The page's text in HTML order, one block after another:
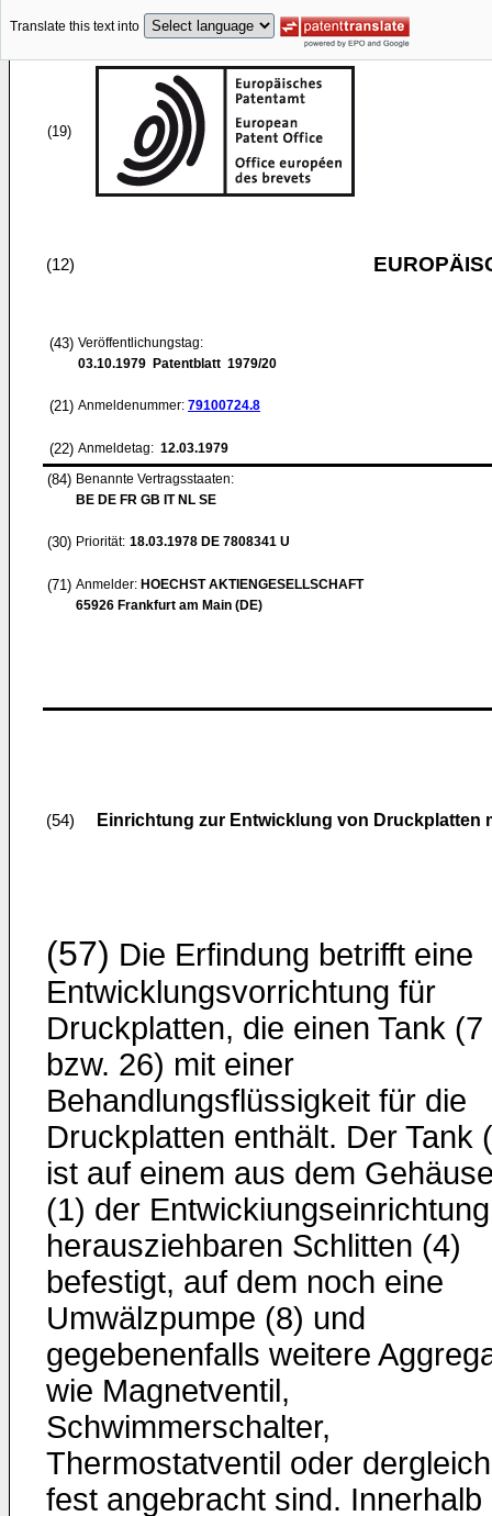
Translate this text into
(19)
(12)
(43) Veröffentlichungstag:
03.10.1979 Patentblatt 1979/20
(21) Anmeldenummer: 79100724.8
(22) Anmeldetag: 12.03.1979
(84) Benannte Vertragsstaaten:
BE DE FR GB IT NL SE
(30) Priorität: 18.03.1978 DE 7808341 U
(71) Anmelder: HOECHST AKTIENGESELLSCHAFT
65926 Frankfurt am Main (DE)
(54) Einrichtung zur Entwicklung von Druckplatten
(57) Die Erfindung betrifft eine
Entwicklungsvorrichtung für
Druckplatten, die einen Tank (7
bzw. 26) mit einer
Behandlungsflüssigkeit für die
Druckplatten enthält. Der Tank
ist auf einem aus dem
(1) der Entwickiungseinrichtung
herausziehbaren Schlitten (4)
befestigt, auf dem noch eine
Umwälzpumpe (8) und
gegebenenfalls weitere
wie Magnetventil,
Schwimmerschalter,
Thermostatventil oder
fest angebracht sind. Innerhalb